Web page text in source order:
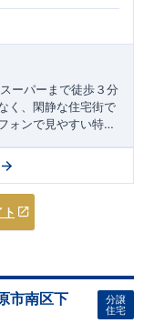
ーパーまで徒歩３分
く、閑静な住宅街で
ォンで見やすい特設
ト
市南区下
分譲
住宅